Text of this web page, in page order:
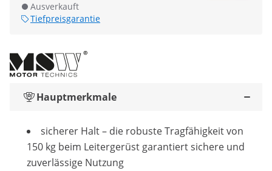
Ausverkauft
Tiefpreisgarantie
Hauptmerkmale
sicherer Halt – die robuste Tragfähigkeit von
150 kg beim Leitergerüst garantiert sichere und
zuverlässige Nutzung